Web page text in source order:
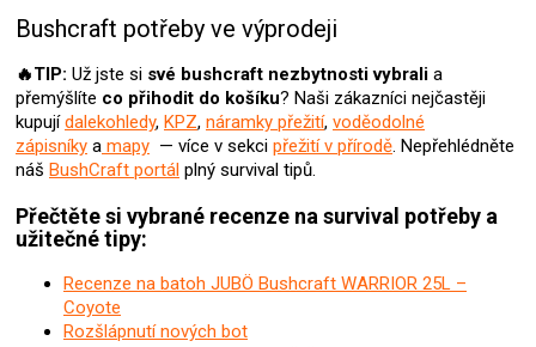
c
í
p
r
v
k
y
v
p
s
u
n
í
Bushcraft potřeby ve výprodeji
🔥TIP: Už jste si své bushcraft nezbytnosti vybrali a
přemýšlíte co přihodit do košíku? Naši zákazníci nejčastěji
kupují dalekohledy, KPZ, náramky přežití, voděodolné
zápisníky a mapy — více v sekci přežití v přírodě. Nepřehlédněte
náš BushCraft portál plný survival tipů.
Přečtěte si vybrané recenze na survival potřeby a
užitečné tipy:
Recenze na batoh JUBÖ Bushcraft WARRIOR 25L –
Coyote
Rozšlápnutí nových bot